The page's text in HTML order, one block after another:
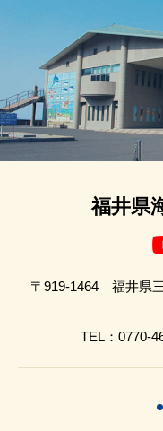
福井県
〒919-1464 福井県
TEL：0770-